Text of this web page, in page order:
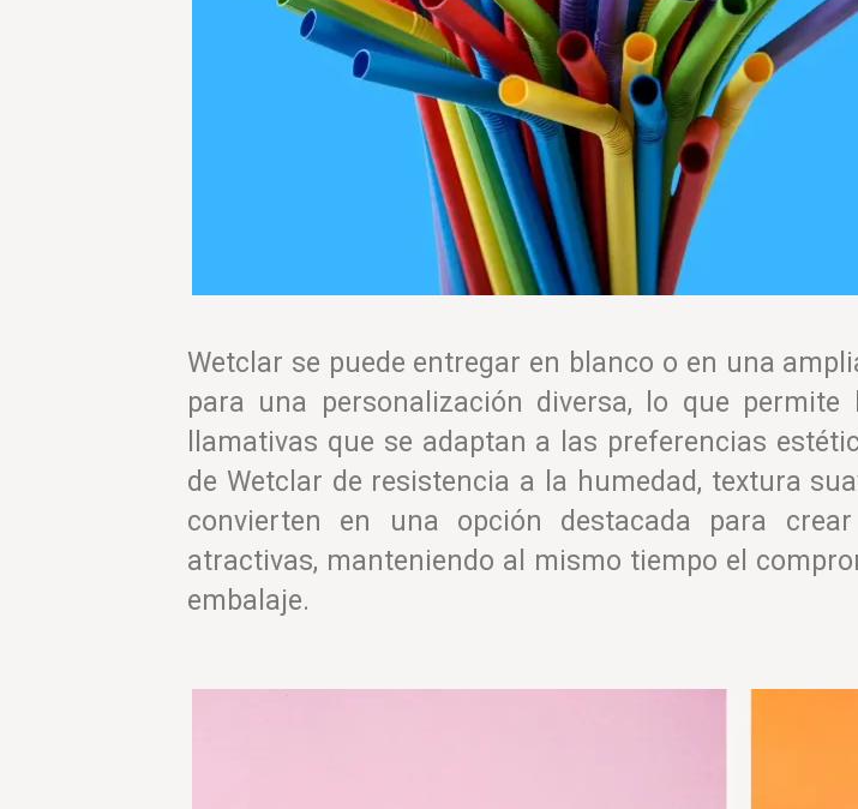
Wetclar se puede entregar en blanco o en una
para una personalización diversa, lo que
llamativas que se adaptan a las preferencias
de Wetclar de resistencia a la humedad, textura
convierten en una opción destacada para
atractivas, manteniendo al mismo tiempo el
embalaje.